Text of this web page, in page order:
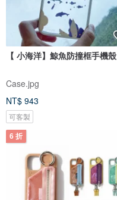
【 小海洋】鯨魚防撞框手機殼
Case.jpg
NT$ 943
可客製
6 折